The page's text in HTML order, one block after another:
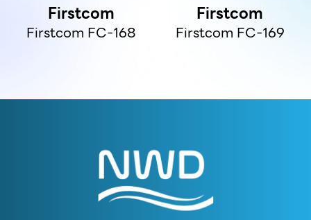
Firstcom
Firstcom FC-168
Firstcom
Firstcom FC-169